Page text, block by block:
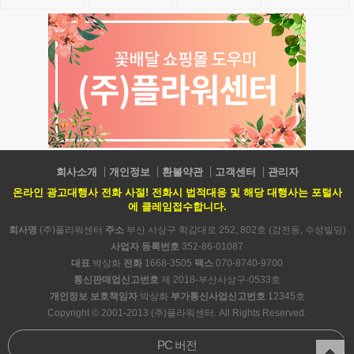
회사소개 개인정보 환불약관 고객센터
관리자
온라인 광고대행사 전화 사절! 전화시 법적대응 및 해당 대행사는 포털사
에 클레임접수합니다.
회사명 (주)플라워센터 주소부산 사상구 학감대로 252, 802호 (감전동, 수성빌딩)
사업자 등록번호 352-86-01087
대표 박상화 전화 1668-3505 팩스 070-8740-9700
통신판매업신고번호 제 2018-부산사상구-0533호
개인정보 보호책임자박상화 부가통신사업신고번호12345호
Copyright © 2001-2013 (주)플라워센터. All Rights Reserved.
PC 버전